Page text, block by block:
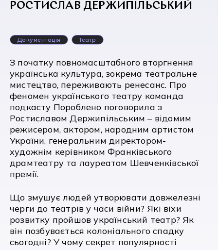
РОСТИСЛАВ ДЕРЖИПІЛЬСЬКИЙ
Документація Театр
З початку повномасштабного вторгнення
українська культура, зокрема театральне
мистецтво, переживають ренесанс. Про
феномен українського театру команда
подкасту Пороблено поговорила з
Ростиславом Держипільським – відомим
режисером, актором, народним артистом
України, генеральним директором-
художнім керівником Франківського
драмтеатру та лауреатом Шевченківської
премії.
Що змушує людей утворювати довжелезні
черги до театрів у часи війни? Які віхи
розвитку пройшов український театр? Як
він позбувається колоніального спадку
сьогодні? У чому секрет популярності